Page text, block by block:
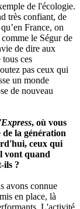
de l'écologie.
très confiant, de
France, on
le Ségur de
de dire aux
ces
pas ceux qui
un monde
de nouveau
, où vous
la génération
ceux qui
vont quand
ils ?
avons connue
en place, là
L'activité